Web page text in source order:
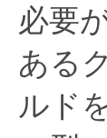
必要
ある
ルド